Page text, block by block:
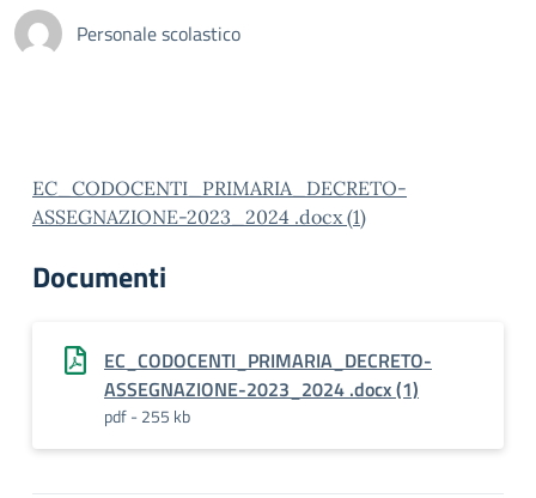
Personale scolastico
EC_CODOCENTI_PRIMARIA_DECRETO-
ASSEGNAZIONE-2023_2024 .docx (1)
Documenti
EC_CODOCENTI_PRIMARIA_DECRETO-
ASSEGNAZIONE-2023_2024 .docx (1)
pdf - 255 kb